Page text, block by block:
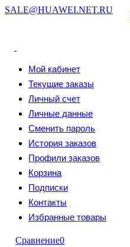
SALE@HUAWEI.NET.RU
Мой кабинет
Текущие заказы
Личный счет
Личные данные
Сменить пароль
История заказов
Профили заказов
Корзина
Подписки
Контакты
Избранные товары
Сравнение0